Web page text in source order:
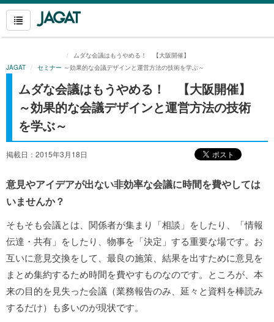
JAGAT セミナー
ムダな会議はもうやめる！ 【大阪開催】
～効果的な会議デザインと運営方法の技術を学ぶ～
ムダな会議はもうやめる！ 【大阪開催】
～効果的な会議デザインと運営方法の技術
を学ぶ～
掲載日：2015年3月18日
意見やアイデアが出ない非効率な会議に時間を費やしては
いませんか？
そもそも会議とは、関係者が集まり「相談」をしたり、「情報
伝達・共有」をしたり、物事を「決定」する重要な場です。お
互いに意見交換をして、最良の施策、結果を出すために意見を
まとめ集約するため時間を費やすものなのです。ところが、本
来の目的を見失った会議（業務報告のみ、延々と資料を棒読み
するだけ）も多いのが現状です。